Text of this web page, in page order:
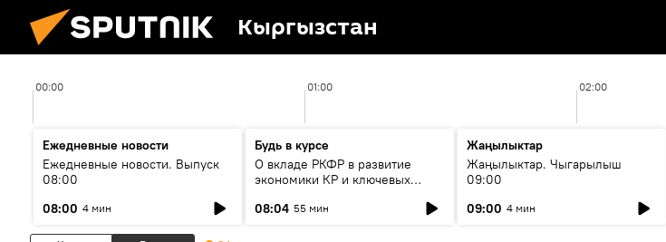
Кыргызстан
00:00 01:00 02:00
Ежедневные новости
Ежедневные новости. Выпуск
08:00
08:00 4 мин
Будь в курсе
О вкладе РКФР в развитие
экономики КР и ключевых
08:04 55 мин
Жаңылыктар
Жаңылыктар. Чыгарылыш
09:00
09:00 4 мин